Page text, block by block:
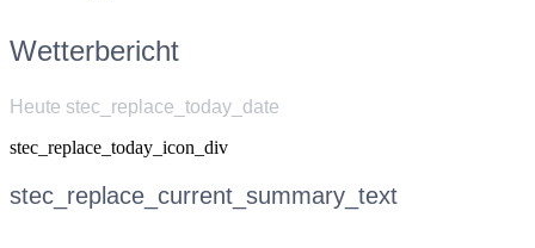
Wetterbericht
Heute stec_replace_today_date
stec_replace_today_icon_div
stec_replace_current_summary_text